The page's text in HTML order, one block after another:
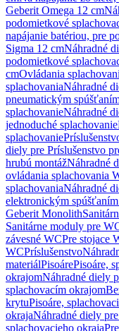
Geberit Omega 12 cm
podomietkové
napájanie batériou, pre
Sigma 12 cmNáhradné
podomietkové
cmOvládania
splachovaniaNáhradné
pneumatickým
splachovanieNáhradné
jednoduché splachovanie
splachovanie
diely pre Príslušenstvo
hrubú montážNáhradné
ovládania splachovania
splachovaniaNáhradné
elektronickým
Geberit Monolith
Sanitárne moduly pre
závesné WCPre stojace
WCPríslušenstvo
materiálPisoárePisoáre,
okrajomNáhradné diely
splachovacím okrajom
krytuPisoáre,
okrajaNáhradné diely
splachovacieho okraja